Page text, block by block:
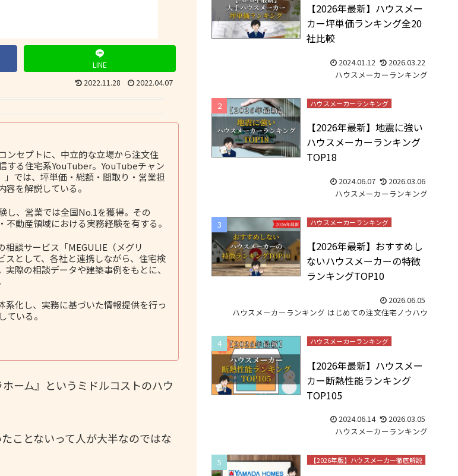
LINE
2022.11.28 2022.04.07
ンセプトに、中立的な立場から注文住
する住宅系YouTuber。YouTubeチャン
では、坪単価・総額・間取り・営業担
を解説している。
し、営業では全国No.1を獲得。その
動産領域における実務経験を有する。
談サービス「MEGULIE（メグリ
として、各社と連携しながら、住宅検
際の相談データや建築事例をもとに、
系化し、実務に基づいた情報提供を行っ
いる。
ーム』というミドルコストのハウ
ことないって人が大半なのではな
【2026年最新】ハウスメー
カー坪単価ランキング全20
社比較
2024.01.12
2026.03.22
ハウスメーカーランキング
ハウスメーカーランキング
【2026年最新】地震に強い
ハウスメーカーランキング
TOP18
2024.06.07
2026.03.06
ハウスメーカーランキング
ハウスメーカーランキング
【2026年最新】おすすめし
ないハウスメーカーの特徴
ランキングTOP10
2026.06.05
ハウスメーカーランキング はじめての注文住宅ノウハウ
ハウスメーカーランキング
【2026年最新】ハウスメー
カー断熱性能ランキング
TOP105
2024.06.14
2026.03.05
ハウスメーカーランキング
【2026年版】ハウスメーカー徹底解説